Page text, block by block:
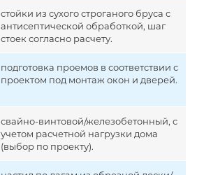
стойки из сухого строганого бруса с
антисептической обработкой, шаг
стоек согласно расчету.
подготовка проемов в соответствии с
проектом под монтаж окон и дверей.
свайно-винтовой/железобетонный, с
учетом расчетной нагрузки дома
(выбор по проекту).